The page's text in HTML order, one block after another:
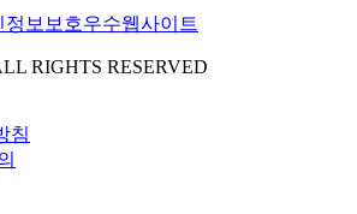
RIGHTS RESERVED
침